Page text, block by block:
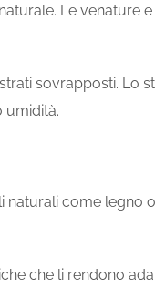
Le venature
sovrapposti. Lo
umidità.
come legno
che li rendono